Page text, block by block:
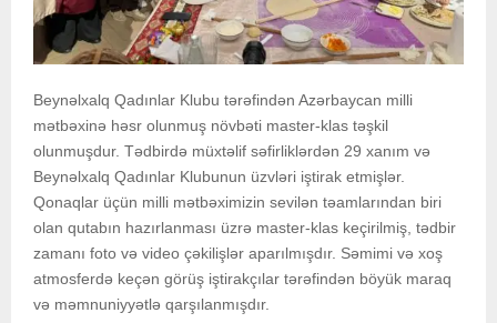
Beynəlxalq Qadınlar Klubu tərəfindən Azərbaycan milli
mətbəxinə həsr olunmuş növbəti master-klas təşkil
olunmuşdur. Tədbirdə müxtəlif səfirliklərdən 29 xanım və
Beynəlxalq Qadınlar Klubunun üzvləri iştirak etmişlər.
Qonaqlar üçün milli mətbəximizin sevilən təamlarından biri
olan qutabın hazırlanması üzrə master-klas keçirilmiş, tədbir
zamanı foto və video çəkilişlər aparılmışdır. Səmimi və xoş
atmosferdə keçən görüş iştirakçılar tərəfindən böyük maraq
və məmnuniyyətlə qarşılanmışdır.